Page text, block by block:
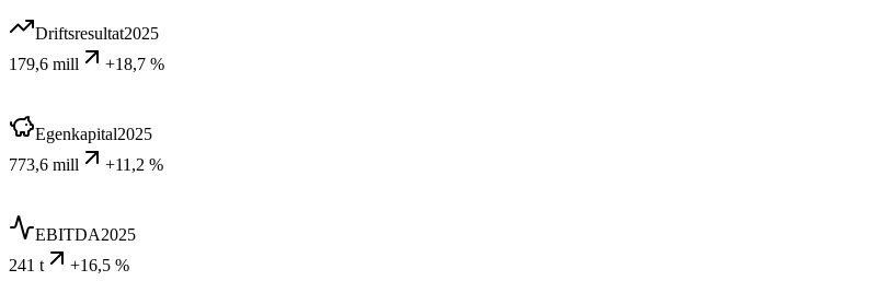
Driftsresultat2025
179,6 mill
+18,7 %
Egenkapital2025
773,6 mill
+11,2 %
EBITDA2025
241 t
+16,5 %